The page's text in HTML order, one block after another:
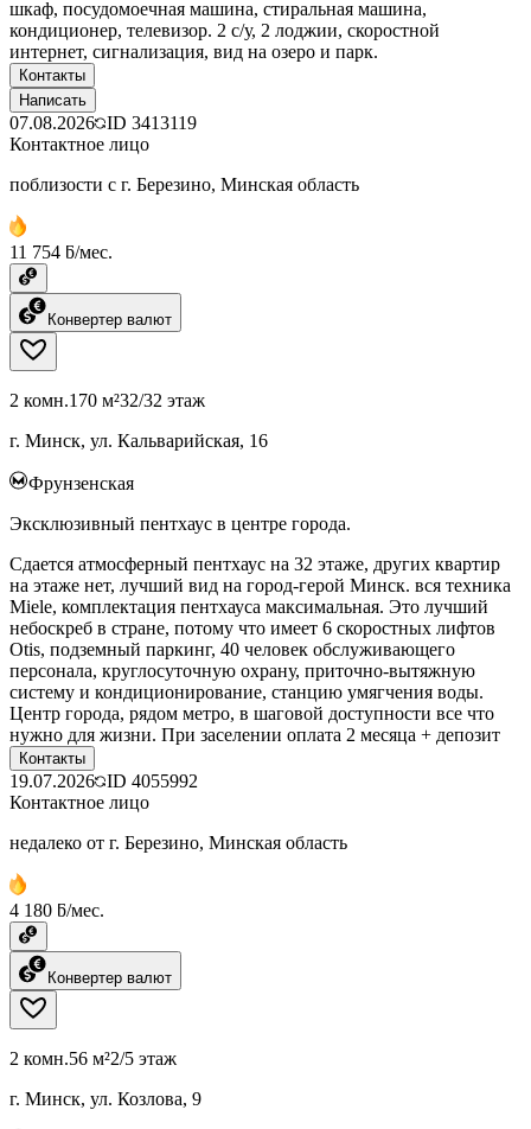
шкаф, посудомоечная машина, стиральная машина,
кондиционер, телевизор. 2 с/у, 2 лоджии, скоростной
интернет, сигнализация, вид на озеро и парк.
Контакты
Написать
07.08.2026 ID 3413119
Контактное лицо
поблизости с г. Березино, Минская область
11 754 ƃ/мес.
Конвертер валют
2 комн.170 м²32/32 этаж
г. Минск, ул. Кальварийская, 16
Фрунзенская
Эксклюзивный пентхаус в центре города.
Сдается атмосферный пентхаус на 32 этаже, других квартир
на этаже нет, лучший вид на город-герой Минск. вся техника
Miele, комплектация пентхауса максимальная. Это лучший
небоскреб в стране, потому что имеет 6 скоростных лифтов
Otis, подземный паркинг, 40 человек обслуживающего
персонала, круглосуточную охрану, приточно-вытяжную
систему и кондиционирование, станцию умягчения воды.
Центр города, рядом метро, в шаговой доступности все что
нужно для жизни. При заселении оплата 2 месяца + депозит
Контакты
19.07.2026 ID 4055992
Контактное лицо
недалеко от г. Березино, Минская область
4 180 ƃ/мес.
Конвертер валют
2 комн.56 м²2/5 этаж
г. Минск, ул. Козлова, 9